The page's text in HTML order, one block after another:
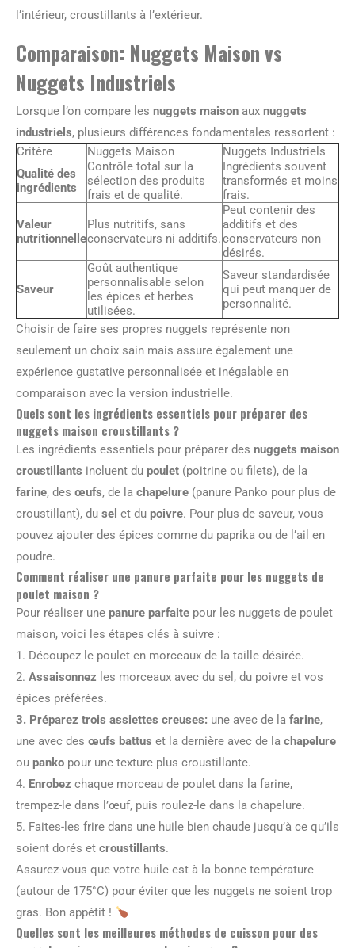
l’intérieur, croustillants à l’extérieur.
Comparaison: Nuggets Maison vs
Nuggets Industriels
Lorsque l’on compare les nuggets maison aux nuggets
industriels, plusieurs différences fondamentales ressortent :
Critère
Nuggets Maison
Nuggets Industriels
Qualité des
ingrédients
Contrôle total sur la
sélection des produits
frais et de qualité.
Ingrédients souvent
transformés et moins
frais.
Valeur
nutritionnelle
Plus nutritifs, sans
conservateurs ni additifs.
Peut contenir des
additifs et des
conservateurs non
désirés.
Saveur
Goût authentique
personnalisable selon
les épices et herbes
utilisées.
Saveur standardisée
qui peut manquer de
personnalité.
Choisir de faire ses propres nuggets représente non
seulement un choix sain mais assure également une
expérience gustative personnalisée et inégalable en
comparaison avec la version industrielle.
Quels sont les ingrédients essentiels pour préparer des
nuggets maison croustillants ?
Les ingrédients essentiels pour préparer des nuggets maison
croustillants incluent du poulet (poitrine ou filets), de la
farine, des œufs, de la chapelure (panure Panko pour plus de
croustillant), du sel et du poivre. Pour plus de saveur, vous
pouvez ajouter des épices comme du paprika ou de l’ail en
poudre.
Comment réaliser une panure parfaite pour les nuggets de
poulet maison ?
Pour réaliser une panure parfaite pour les nuggets de poulet
maison, voici les étapes clés à suivre :
1. Découpez le poulet en morceaux de la taille désirée.
2. Assaisonnez les morceaux avec du sel, du poivre et vos
épices préférées.
3. Préparez trois assiettes creuses: une avec de la farine,
une avec des œufs battus et la dernière avec de la chapelure
ou panko pour une texture plus croustillante.
4. Enrobez chaque morceau de poulet dans la farine,
trempez-le dans l’œuf, puis roulez-le dans la chapelure.
5. Faites-les frire dans une huile bien chaude jusqu’à ce qu’ils
soient dorés et croustillants.
Assurez-vous que votre huile est à la bonne température
(autour de 175°C) pour éviter que les nuggets ne soient trop
gras. Bon appétit !
Quelles sont les meilleures méthodes de cuisson pour des